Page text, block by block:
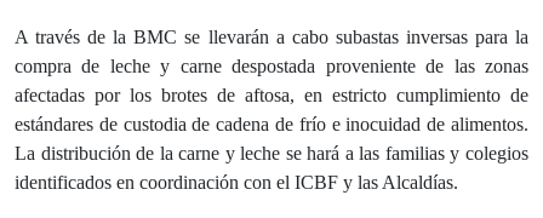
A través de la BMC se llevarán a cabo subastas inversas para la
compra de leche y carne despostada proveniente de las zonas
afectadas por los brotes de aftosa, en estricto cumplimiento de
estándares de custodia de cadena de frío e inocuidad de alimentos.
La distribución de la carne y leche se hará a las familias y colegios
identificados en coordinación con el ICBF y las Alcaldías.